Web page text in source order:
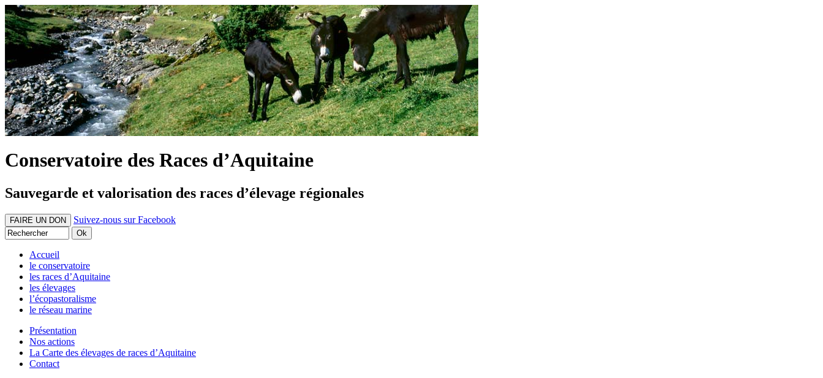
Conservatoire des Races d’Aquitaine
Sauvegarde et valorisation des races d’élevage régionales
FAIRE UN DON Suivez-nous sur Facebook
Accueil
le conservatoire
les races d’Aquitaine
les élevages
l’écopastoralisme
le réseau marine
Présentation
Nos actions
La Carte des élevages de races d’Aquitaine
Contact